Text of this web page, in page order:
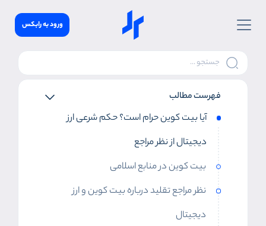
ورود به رابکس
فهرست مطالب
آیا بیت کوین حرام است؟ حکم شرعی ارز
دیجیتال از نظر مراجع
بیت کوین در منابع اسلامی
نظر مراجع تقلید درباره بیت کوین و ارز
دیجیتال